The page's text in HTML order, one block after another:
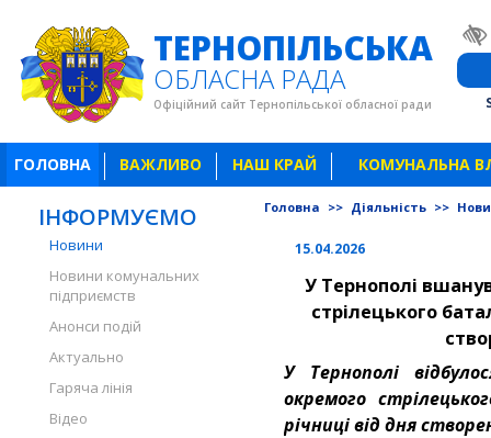
ТЕРНОПІЛЬСЬКА
ОБЛАСНА РАДА
Офіційний сайт Тернопільської обласної ради
ГОЛОВНА ВАЖЛИВО НАШ КРАЙ КОМУНАЛЬНА
ІНФОРМУЄМО
Новини
Новини комунальних
підприємств
Анонси подій
Актуально
Гаряча лінія
Відео
Головна >> Діяльність >>
15.04.2026
У Тернополі
стрілецького
У Тернополі
окремого
річниці від дня